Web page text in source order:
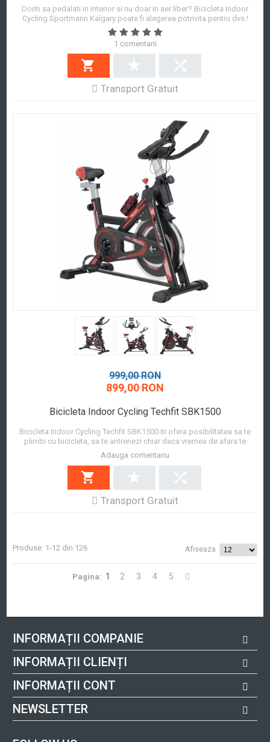
Doriti sa pedalati in interior si nu doar in aer liber? Bicicleta Indoor
Cycling Sportmann Kalgary poate fi alegerea potrivita pentru dvs.!
Cadrul rezistent asigura o limita de greutate de 100 kg si stabilitate.
Deoarece inaltimea seii si a ghidonului pot fi reglate, aceasta bicicleta
poate fi...Afla mai mult
1 comentarii
Transport Gratuit
999,00 RON
899,00 RON
Bicicleta Indoor Cycling Techfit SBK1500
Bicicleta Indoor Cycling Techfit SBK1500 iti ofera posibilitatea sa te
plimbi cu bicicleta, sa te antrenezi chiar daca vremea de afara te
impiedica sa faci o tura de parc. Antrenamentul regulat pe bicicleta de
spinning te poate ajuta sa scazi in greutate, sa iti imbunatatesti
sanatatea inimii si ...
Afla mai mult
Adauga comentariu
Transport Gratuit
Produse: 1-12 din 126 Afiseaza
Pagina: 1 2 3 4 5
INFORMAȚII COMPANIE
INFORMAȚII CLIENȚI
INFORMAȚII CONT
NEWSLETTER